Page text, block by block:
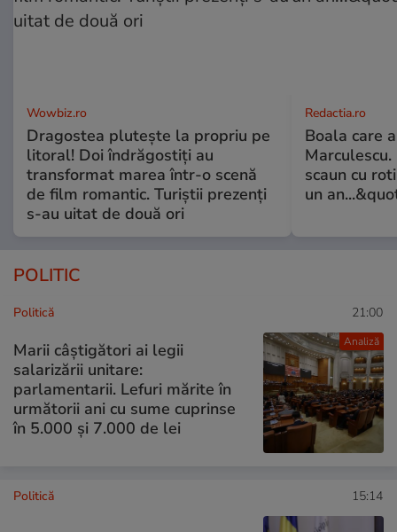
Wowbiz.ro
Dragostea plutește la propriu pe
litoral! Doi îndrăgostiți au
transformat marea într-o scenă
de film romantic. Turiștii prezenți
s-au uitat de două ori
Redactia.ro
Boala care
scaun cu
un
POLITIC
Analiză
Politică 21:00
Marii câștigători ai legii
salarizării unitare:
parlamentarii. Lefuri mărite în
următorii ani cu sume cuprinse
în 5.000 și 7.000 de lei
Politică 15:14